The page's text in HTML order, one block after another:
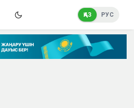
ҚАЗ РУС